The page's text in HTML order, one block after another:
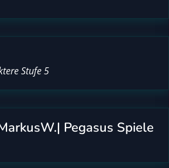
Stufe 5
Pegasus Spiele